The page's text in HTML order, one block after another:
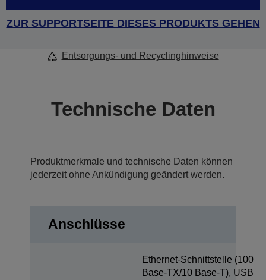
ZUR SUPPORTSEITE DIESES PRODUKTS GEHEN
Entsorgungs- und Recyclinghinweise
Technische Daten
Produktmerkmale und technische Daten können
jederzeit ohne Ankündigung geändert werden.
Anschlüsse
Ethernet-Schnittstelle (100
Base-TX/10 Base-T), USB